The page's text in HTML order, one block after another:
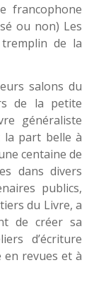
francophone
ou non) Les
de la
salons du
de la petite
généraliste
la part belle à
centaine de
dans divers
publics,
du Livre, a
de créer sa
d’écriture
en revues et à